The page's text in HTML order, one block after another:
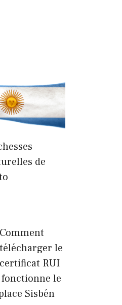
de
Comment
télécharger le
certificat RUI
le
Sisbén